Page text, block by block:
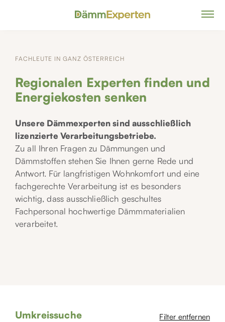
FACHLEUTE IN GANZ ÖSTERREICH
Regionalen Experten finden und
Energiekosten senken
Unsere Dämmexperten sind ausschließlich
lizenzierte Verarbeitungsbetriebe.
Zu all Ihren Fragen zu Dämmungen und
Dämmstoffen stehen Sie Ihnen gerne Rede und
Antwort. Für langfristigen Wohnkomfort und eine
fachgerechte Verarbeitung ist es besonders
wichtig, dass ausschließlich geschultes
Fachpersonal hochwertige Dämmmaterialien
verarbeitet.
Umkreissuche Filter entfernen